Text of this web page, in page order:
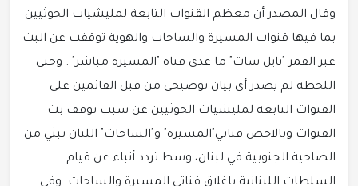
وقال المصدر أن معظم القنوات التابعة لمليشيات الحوثيين
بما فيها قنوات المسيرة والساحات والهوية توقفت عن البث
عبر القمر "نايل سات" ما عدى قناة "المسيرة مباشر" . وحتى
اللحظة لم يصدر أي بيان توضيحي من قبل القائمين على
القنوات التابعة لمليشيات الحوثيين عن سبب توقف بث
القنوات وبالاخص قناتي"المسيرة" و"الساحات" اللتان تبثي من
الضاحية الجنوبية في لبنان، وسط تردد أنباء عن قيام
السلطات اللبنانية باغلاق قناتي المسيرة والساحات. وفي